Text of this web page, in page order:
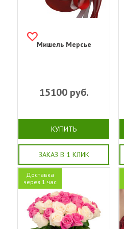
Мишель Мерсье
15100руб.
КУПИТЬ
ЗАКАЗ В 1 КЛИК
Доставка
через 1 час